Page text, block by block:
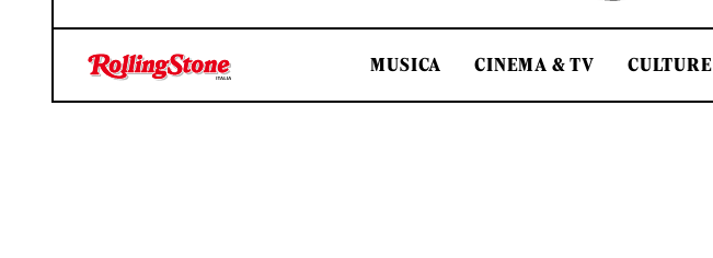
MUSICA CINEMA & TV CULTURE